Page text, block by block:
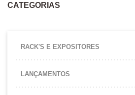
CATEGORIAS
RACK'S E EXPOSITORES
LANÇAMENTOS